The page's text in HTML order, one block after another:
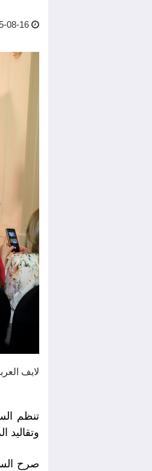
16 14:14 PM
لايف
تنظم
وتقاليد
صرح